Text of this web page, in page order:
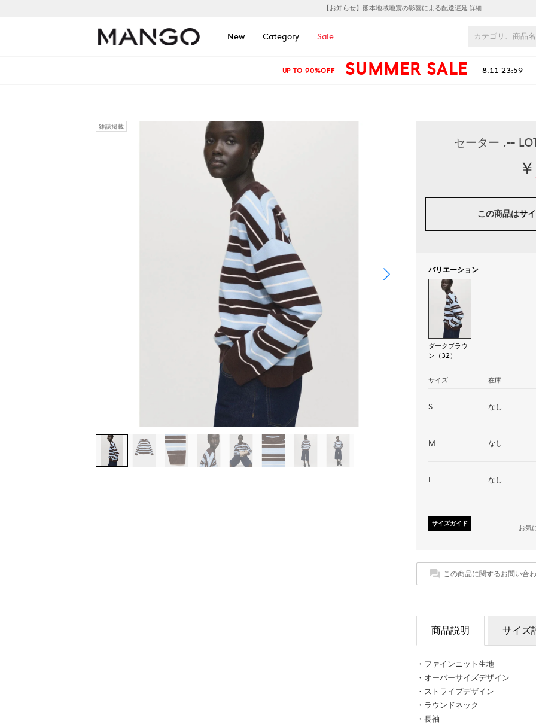
【お知らせ】熊本地域地震の影響による配送遅延 詳細
New Category Sale
UP TO 90%OFF SUMMER SALE - 8.11 23:59
雑誌掲載
セーター .--
この商品はサ
バリエーション
ダークブラウ
ン（32）
サイズ 在庫
S なし
M なし
L なし
サイズガイド
お気
この商品に関するお問い合
商品説明 サイズ
・ファインニット生地
・オーバーサイズデザイン
・ストライプデザイン
・ラウンドネック
・長袖